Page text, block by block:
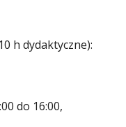
h dydaktyczne):
do 16:00,